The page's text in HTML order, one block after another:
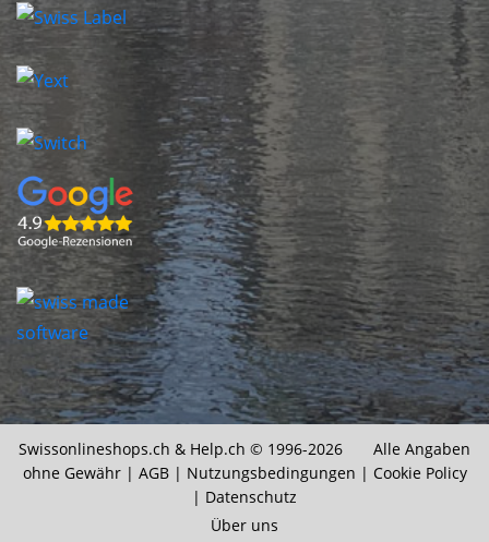
Swissonlineshops.ch & Help.ch © 1996-2026 Alle Angaben
ohne Gewähr | AGB| Nutzungsbedingungen | Cookie Policy
| Datenschutz
Über uns